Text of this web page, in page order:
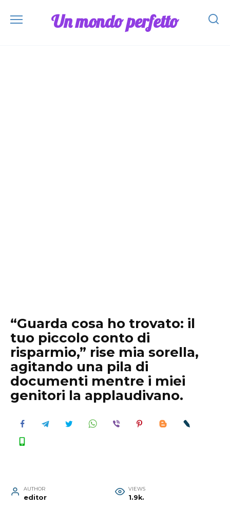
Un mondo perfetto
“Guarda cosa ho trovato: il
tuo piccolo conto di
risparmio,” rise mia sorella,
agitando una pila di
documenti mentre i miei
genitori la applaudivano.
AUTHOR
editor
VIEWS
1.9k.